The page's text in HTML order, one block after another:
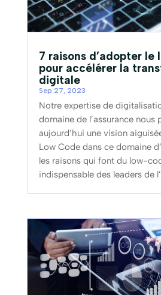
7 raisons d’adopter
pour accélérer la
digitale
Sep 27, 2023
Notre expertise de
domaine de l’assurance nous
aujourd’hui une vision
Low Code dans ce domaine
les raisons qui font du low-
indispensable des leaders de